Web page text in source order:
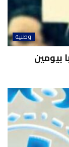
وطنية
بيومين